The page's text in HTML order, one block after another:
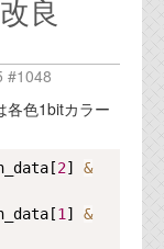
良
#1048
各色1bitカラー
2] &
1 ] &
Copy